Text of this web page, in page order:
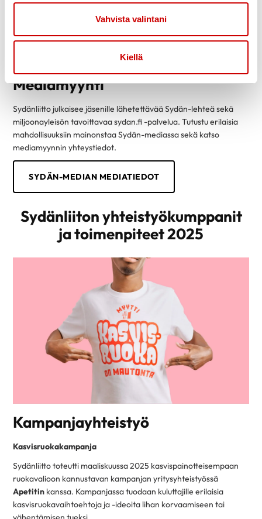
Vahvista valintani
Kiellä
Mediamyynti
Sydänliitto julkaisee jäsenille lähetettävää Sydän-lehteä sekä
miljoonayleisön tavoittavaa sydan.fi -palvelua. Tutustu erilaisia
mahdollisuuksiin mainonstaa Sydän-mediassa sekä katso
mediamyynnin yhteystiedot.
SYDÄN-MEDIAN MEDIATIEDOT
Sydänliiton yhteistyökumppanit
ja toimenpiteet 2025
Kampanjayhteistyö
Kasvisruokakampanja
Sydänliitto toteutti maaliskuussa 2025 kasvispainotteisempaan
ruokavalioon kannustavan kampanjan yritysyhteistyössä
Apetitin kanssa. Kampanjassa tuodaan kuluttajille erilaisia
kasvisruokavaihtoehtoja ja -ideoita lihan korvaamiseen tai